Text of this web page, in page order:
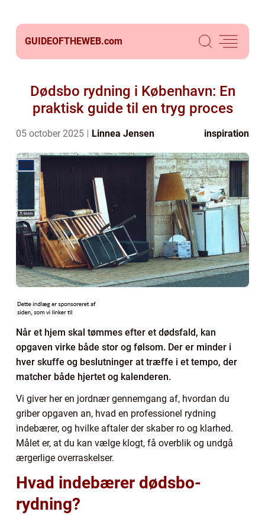
GUIDEOFTHEWEB.com
Dødsbo rydning i København: En
praktisk guide til en tryg proces
05 october 2025 Linnea Jensen inspiration
Når et hjem skal tømmes efter et dødsfald, kan
opgaven virke både stor og følsom. Der er minder i
hver skuffe og beslutninger at træffe i et tempo, der
matcher både hjertet og kalenderen.
Vi giver her en jordnær gennemgang af, hvordan du
griber opgaven an, hvad en professionel rydning
indebærer, og hvilke aftaler der skaber ro og klarhed.
Målet er, at du kan vælge klogt, få overblik og undgå
ærgerlige overraskelser.
Hvad indebærer dødsbo-
rydning?